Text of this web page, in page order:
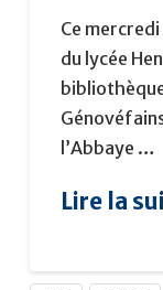
Ce
du lycée
l’Abbaye …
Lire la